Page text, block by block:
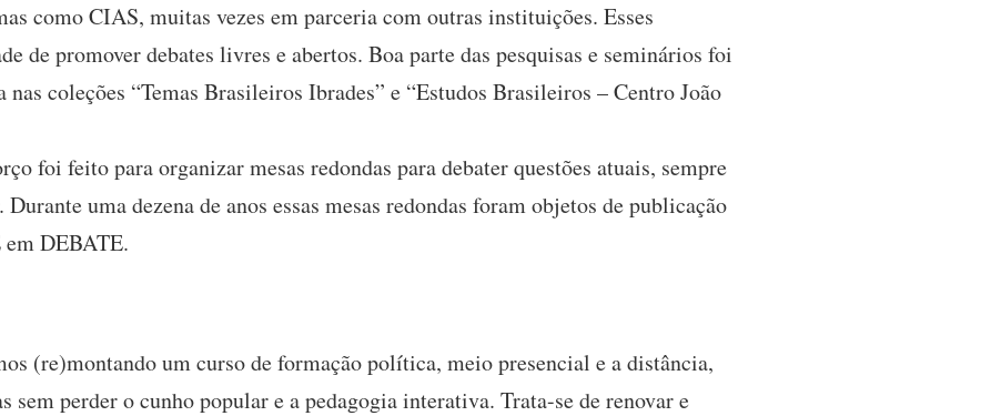
como CIAS, muitas vezes em parceria com outras instituições. Esses
de promover debates livres e abertos. Boa parte das pesquisas e seminários foi
coleções “Temas Brasileiros Ibrades” e “Estudos Brasileiros – Centro João
foi feito para organizar mesas redondas para debater questões atuais, sempre
uma dezena de anos essas mesas redondas foram objetos de publicação
DEBATE.
(re)montando um curso de formação política, meio presencial e a distância,
sem perder o cunho popular e a pedagogia interativa. Trata-se de renovar e